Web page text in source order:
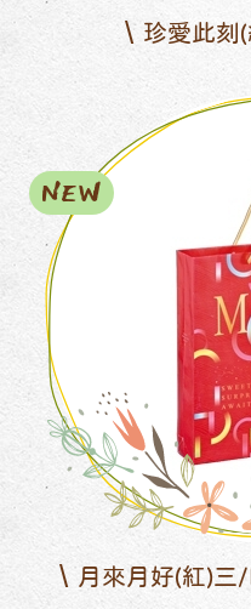
珍愛此刻
月來月好(紅)三
NEW